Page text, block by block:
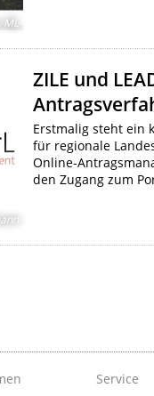
ML
ZILE und
Erstmalig steht ein
für regionale
Online-
den Zugang zum
Service